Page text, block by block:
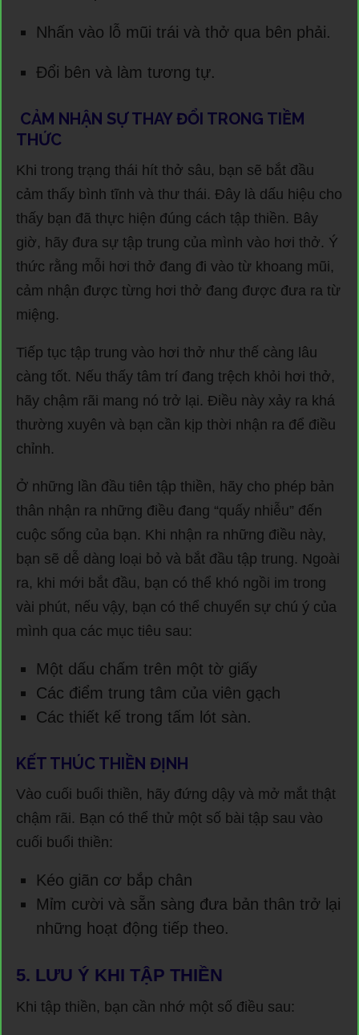
Nhấn vào lỗ mũi trái và thở qua bên phải.
Đổi bên và làm tương tự.
CẢM NHẬN SỰ THAY ĐỔI TRONG TIỀM
THỨC
Khi trong trạng thái hít thở sâu, bạn sẽ bắt đầu
cảm thấy bình tĩnh và thư thái. Đây là dấu hiệu cho
thấy bạn đã thực hiện đúng cách tập thiền. Bây
giờ, hãy đưa sự tập trung của mình vào hơi thở. Ý
thức rằng mỗi hơi thở đang đi vào từ khoang mũi,
cảm nhận được từng hơi thở đang được đưa ra từ
miệng.
Tiếp tục tập trung vào hơi thở như thế càng lâu
càng tốt. Nếu thấy tâm trí đang trệch khỏi hơi thở,
hãy chậm rãi mang nó trở lại. Điều này xảy ra khá
thường xuyên và bạn cần kịp thời nhận ra để điều
chỉnh.
Ở những lần đầu tiên tập thiền, hãy cho phép bản
thân nhận ra những điều đang “quấy nhiễu” đến
cuộc sống của bạn. Khi nhận ra những điều này,
bạn sẽ dễ dàng loại bỏ và bắt đầu tập trung. Ngoài
ra, khi mới bắt đầu, bạn có thể khó ngồi im trong
vài phút, nếu vậy, bạn có thể chuyển sự chú ý của
mình qua các mục tiêu sau:
Một dấu chấm trên một tờ giấy
Các điểm trung tâm của viên gạch
Các thiết kế trong tấm lót sàn.
KẾT THÚC THIỀN ĐỊNH
Vào cuối buổi thiền, hãy đứng dậy và mở mắt thật
chậm rãi. Bạn có thể thử một số bài tập sau vào
cuối buổi thiền:
Kéo giãn cơ bắp chân
Mỉm cười và sẵn sàng đưa bản thân trở lại
những hoạt động tiếp theo.
5. LƯU Ý KHI TẬP THIỀN
Khi tập thiền, bạn cần nhớ một số điều sau: